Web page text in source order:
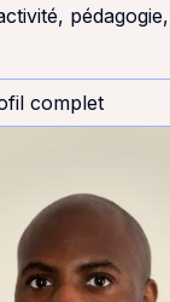
complet